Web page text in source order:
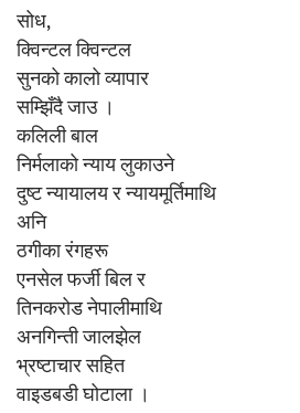
सोध,
क्विन्टल क्विन्टल
सुनको कालो व्यापार
सम्झिँदै जाउ ।
कलिली बाल
निर्मलाको न्याय लुकाउने
दुष्ट न्यायालय र न्यायमूर्तिमाथि
अनि
ठगीका रंगहरू
एनसेल फर्जी बिल र
तिनकरोड नेपालीमाथि
अनगिन्ती जालझेल
भ्रष्टाचार सहित
वाइडबडी घोटाला ।